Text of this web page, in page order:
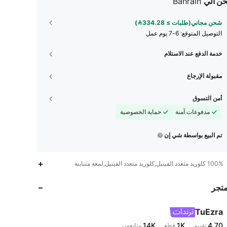
شحن مجاني(طلبات ≥ 334.28)
التوصيل المتوقع: 6-7 يوم عمل
خدمة الدفع عند الاستلام
مقبولة الإرجاع
أمن التسوق
مدفوعات آمنة
حماية الخصوصية
تم البيع بواسطة شي إن
100% كلوريد متعدد الفينيل,كلوريد متعدد الفينيل,لمعة متباينة
TuEzra
4.70
تقييم 1Kقطع